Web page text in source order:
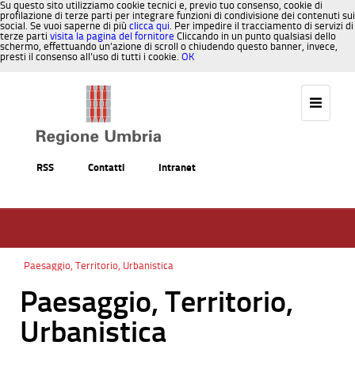
Su questo sito utilizziamo cookie tecnici e, previo tuo consenso, cookie di
profilazione di terze parti per integrare funzioni di condivisione dei contenuti sui
social. Se vuoi saperne di più clicca qui. Per impedire il tracciamento di servizi di
terze parti visita la pagina del fornitore Cliccando in un punto qualsiasi dello
schermo, effettuando un’azione di scroll o chiudendo questo banner, invece,
presti il consenso all’uso di tutti i cookie. OK
RSS Contatti Intranet
Paesaggio, Territorio, Urbanistica
Paesaggio, Territorio,
Urbanistica